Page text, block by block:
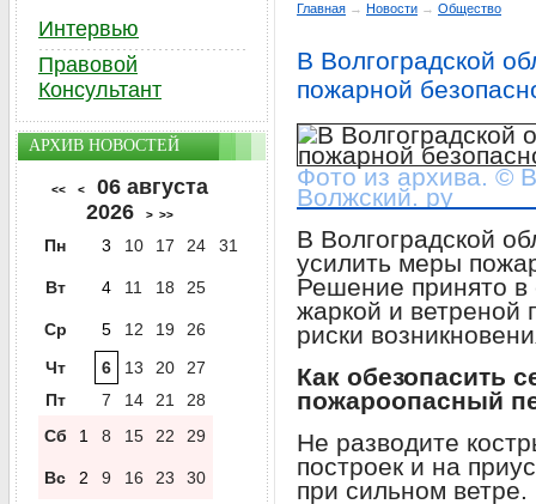
Главная → Новости → Общество
В Волгоградской
пожарной
Фото из архива. ©
Волжский. ру
В Волгоградской
усилить меры
Решение принято в
жаркой и ветреной
риски
Как обезопасить
пожароопасный
Не разводите
построек и на
при сильном ветре.
Интервью
Правовой
Консультант
АРХИВ НОВОСТЕЙ
<< <
06 августа
2026
> >>
Пн 3 10 17 24 31
Вт 4 11 18 25
Ср 5 12 19
26
Чт
6 13 20
27
Пт
7 14 21
28
Сб
1 8 15 22 29
Вс 2 9 16 23 30